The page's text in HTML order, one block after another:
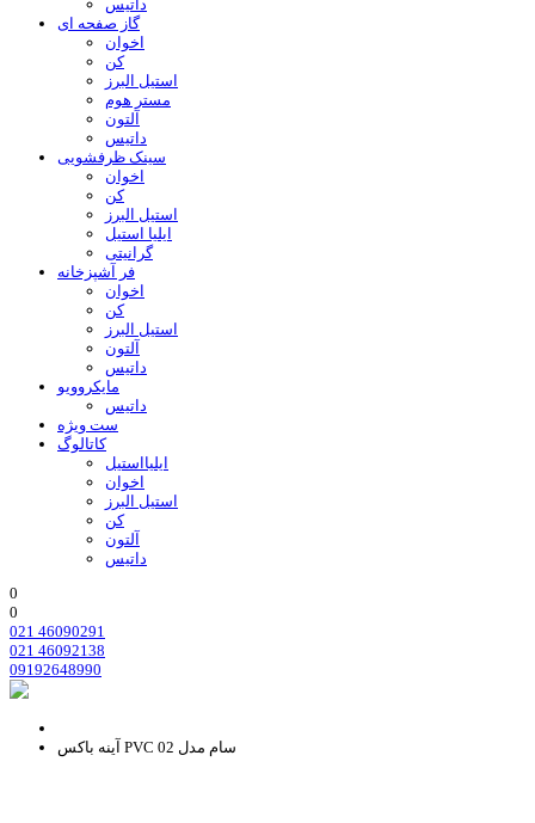
داتیس
گاز صفحه ای
اخوان
کن
استیل البرز
مستر هوم
آلتون
داتیس
سینک ظرفشویی
اخوان
کن
استیل البرز
ایلیا استیل
گرانیتی
فر آشپزخانه
اخوان
کن
استیل البرز
آلتون
داتیس
مایکروویو
داتیس
ست ویژه
کاتالوگ
ایلیااستیل
اخوان
استیل البرز
کن
آلتون
داتیس
0
0
021 46090291
021 46092138
09192648990
آینه باکس PVC سام مدل 02